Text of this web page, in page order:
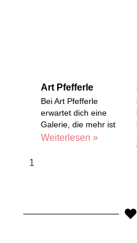
Art Pfefferle
Bei Art Pfefferle
erwartet dich eine
Galerie, die mehr ist
Weiterlesen »